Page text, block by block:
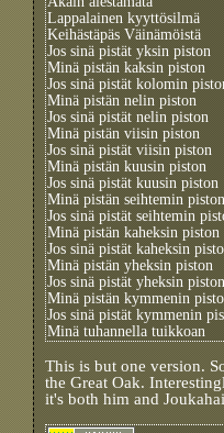
Lappalainen kyyttösilmä
Keihästäpäs Väinämöistä
Jos sinä pistät yksin piston
Minä pistän kaksin piston
Jos sinä pistät kolomin
Minä pistän nelin piston
Jos sinä pistät nelin piston
Minä pistän viisin piston
Jos sinä pistät viisin piston
Minä pistän kuusin piston
Jos sinä pistät kuusin piston
Minä pistän seihtemin piston
Jos sinä pistät seihtemin
Minä pistän kaheksin piston
Jos sinä pistät kaheksin
Minä pistän yheksin piston
Jos sinä pistät yheksin piston
Minä pistän kymmenin
Jos sinä pistät kymmenin
Minä tuhannella tuikkoan
This is but one version.
the Great Oak.
it's both him and